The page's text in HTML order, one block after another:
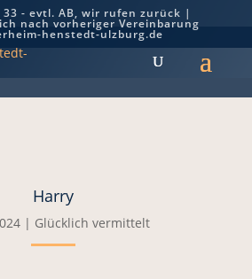
33 - evtl. AB, wir rufen zurück |
nach vorheriger Vereinbarung
henstedt-ulzburg.de
Harry
| Glücklich vermittelt